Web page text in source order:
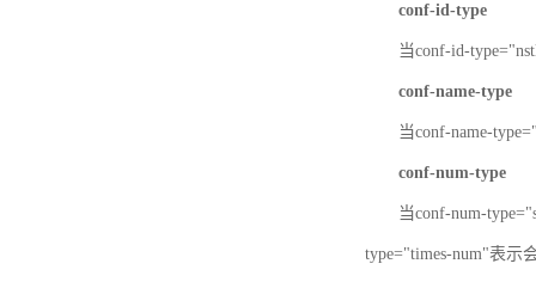
conf-id-type
当conf-id-
conf-name-type
当conf-name-
conf-num-type
当conf-num-
type="times-num"表示